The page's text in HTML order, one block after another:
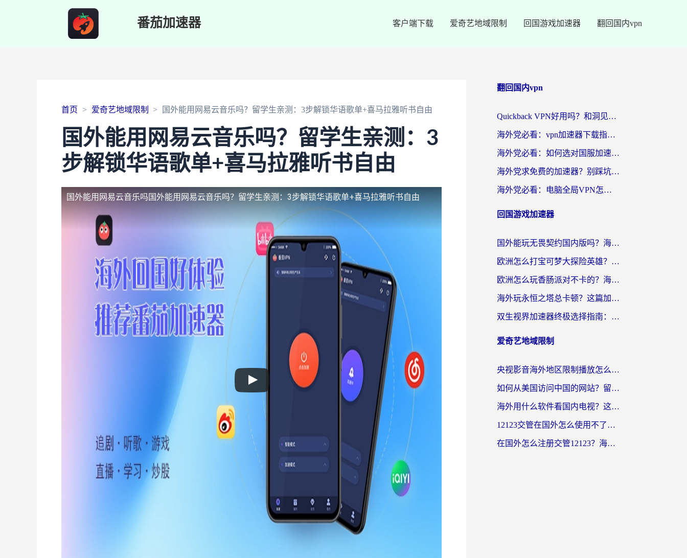
番茄加速器 客户端下载 爱奇艺地域限制 回国游戏加速器 翻回国内vpn
首页 爱奇艺地域限制 国外能用网易云音乐吗？留学生亲测：3步解锁华语歌单+喜马拉雅听书自由
国外能用网易云音乐吗？留学生亲测：3
步解锁华语歌单+喜马拉雅听书自由
国外能用网易云音乐吗国外能用网易云音乐吗？留学生亲测：3步解锁华语歌单+喜马拉雅听书自由
翻回国内vpn
Quickback VPN好用吗？和洞见VPN对比哪个回国效果更好？海外党亲测避坑指南
海外党必看：vpn加速器下载指南，轻松破解国内APP地区限制
海外党必看：如何选对国服加速工具，无缝刷国内剧打游戏？
海外党求免费的加速器？别踩坑！一篇帮你选对回国加速器的实用指南
海外党必看：电脑全局VPN怎么选？无缝访问国内资源的终极指南
回国游戏加速器
国外能玩无畏契约国内版吗？海外玩家国服游戏畅玩终极指南（附荒野乱斗拳皇98OL加速技巧）
欧洲怎么打宝可梦大探险英雄？海外党国服游戏加速终极指南（附阿联酋玩最强祖师隐形守护者技巧）
欧洲怎么玩香肠派对不卡的？海外党国服游戏加速避坑指南
海外玩永恒之塔总卡顿？这篇加速器指南帮你找回国服丝滑体验
双生视界加速器终极选择指南：海外党玩国服游戏不再踩坑的实用攻略
爱奇艺地域限制
央视影音海外地区限制播放怎么办？海外党亲测有效的回国加速指南
如何从美国访问中国的网站？留学生亲测有效的无缝解决方案
海外用什么软件看国内电视？这篇攻略帮你告别地域限制，轻松追国内热剧
12123交管在国外怎么使用不了？海外党亲测的无缝访问攻略
在国外怎么注册交管12123？海外华人亲测有效的回国加速方案